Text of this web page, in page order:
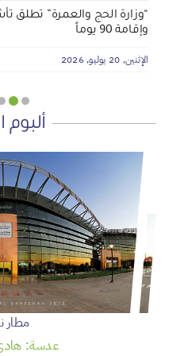
“وزارة الحج والعمرة” تطلق
وإقامة 90 يوماً
الإثنين, 20 يوليو, 2026
ألبوم
مطار
عدسة: